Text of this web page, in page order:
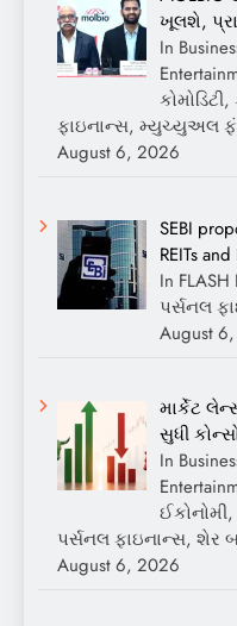
ખૂલશે,
In
ફાઇનાન્સ, મ્યુચ્યુઅલ
August 6, 2026
SEBI
REITs
In
પર્સનલ
August
માર્કેટ
સુધી
In
ઈકોનોમી,
પર્સનલ ફાઇનાન્સ, શેર
August 6, 2026